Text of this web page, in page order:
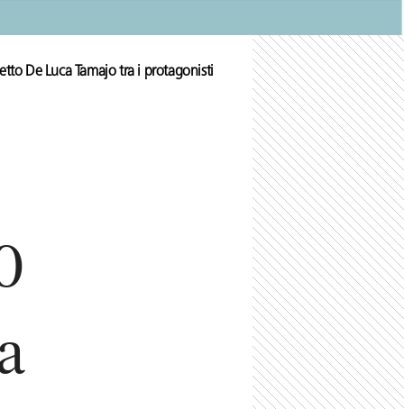
De Luca Tamajo tra i protagonisti